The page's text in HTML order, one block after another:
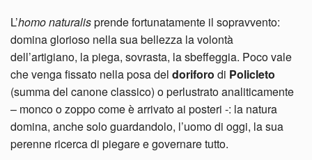
L’homo naturalisprende fortunatamente il sopravvento:
domina glorioso nella sua bellezza la volontà
dell’artigiano, la piega, sovrasta, la sbeffeggia. Poco vale
che venga fissato nella posa del doriforo di Policleto
(summa del canone classico) o perlustrato analiticamente
– monco o zoppo come è arrivato ai posteri -: la natura
domina, anche solo guardandolo, l’uomo di oggi, la sua
perenne ricerca di piegare e governare tutto.